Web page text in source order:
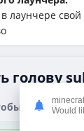
свой
голову
получить
Would